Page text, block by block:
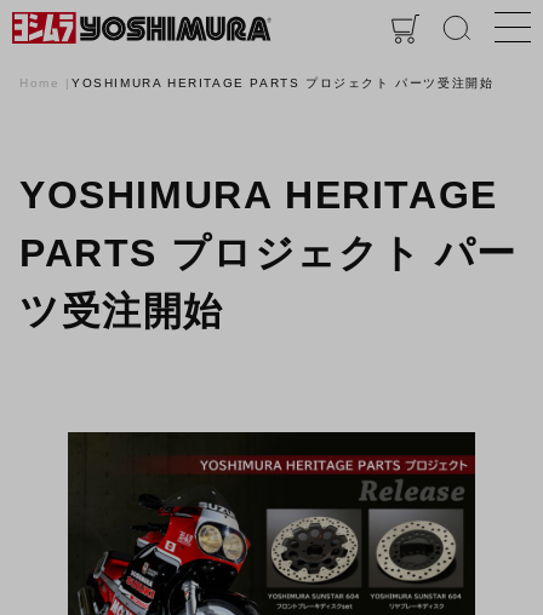
Home YOSHIMURA HERITAGE PARTS プロジェクト パーツ受注開始
YOSHIMURA HERITAGE
PARTS プロジェクト パー
ツ受注開始